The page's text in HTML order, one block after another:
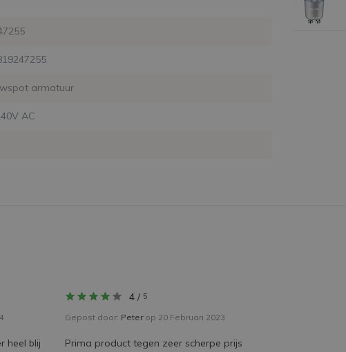
armatuur
AC
heel blij
4/ 5
Gepost door: Peterop 20 Februari 2023
Prima product tegen zeer scherpe prijs